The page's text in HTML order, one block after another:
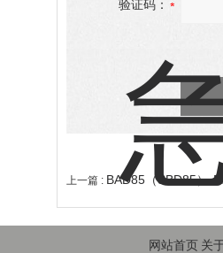
验证码：
上一篇 : BAD85（SBD85）-
网站首页 关